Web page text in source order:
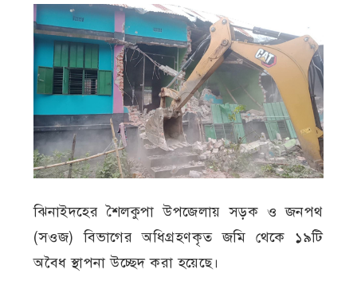
ঝিনাইদহের শৈলকুপা উপজেলায় সড়ক ও জনপথ
(সওজ) বিভাগের অধিগ্রহণকৃত জমি থেকে ১৯টি
অবৈধ স্থাপনা উচ্ছেদ করা হয়েছে।